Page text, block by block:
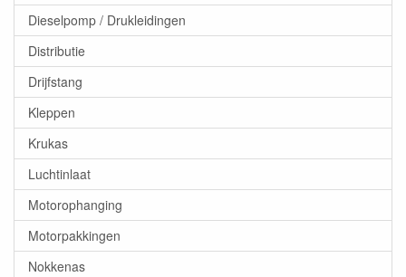
Dieselpomp / Drukleidingen
Distributie
Drijfstang
Kleppen
Krukas
Luchtinlaat
Motorophanging
Motorpakkingen
Nokkenas